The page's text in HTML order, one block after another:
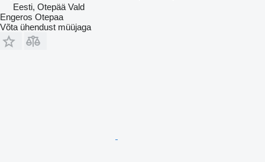
Eesti, Otepää Vald
Engeros Otepaa
Võta ühendust müüjaga